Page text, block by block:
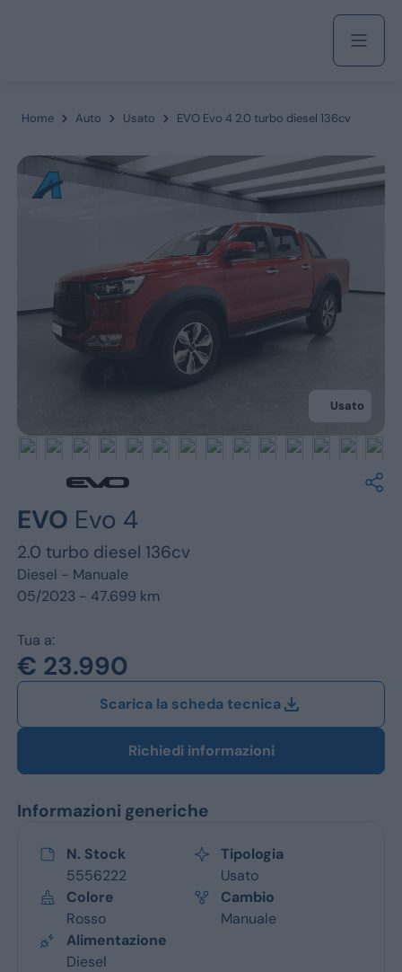
Acquista
Azienda
Servizi
Marchi
Alfa Romeo
Home Auto Usato EVO Evo 4 2.0 turbo diesel 136cv
Usato
EVO Evo 4
2.0 turbo diesel 136cv
Diesel - Manuale
05/2023 - 47.699 km
Tua a:
€ 23.990
Scarica la scheda tecnica
Richiedi informazioni
Informazioni generiche
N. Stock
5556222
Tipologia
Usato
Colore
Rosso
Cambio
Manuale
Alimentazione
Diesel